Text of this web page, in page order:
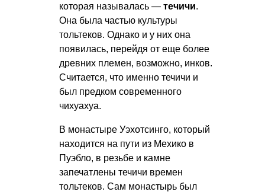
которая называлась — течичи.
Она была частью культуры
тольтеков. Однако и у них она
появилась, перейдя от еще более
древних племен, возможно, инков.
Считается, что именно течичи и
был предком современного
чихуахуа.
В монастыре Уэхотсинго, который
находится на пути из Мехико в
Пуэбло, в резьбе и камне
запечатлены течичи времен
тольтеков. Сам монастырь был